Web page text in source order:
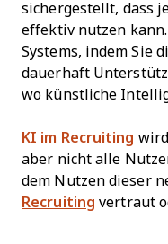
sichergestellt, dass
effektiv nutzen
Systems, indem Sie
dauerhaft
wo künstliche
KI im Recruiting
aber nicht alle
dem Nutzen dieser
Recruiting vertraut